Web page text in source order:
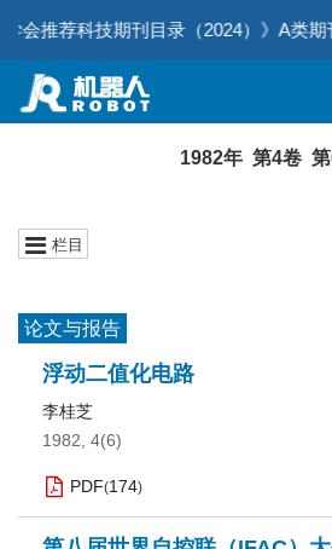
会推荐科技期刊目录（2024）》A类期刊
1982年 第4卷 第
栏目
论文与报告
浮动二值化电路
李桂芝
1982, 4(6)
PDF(174)